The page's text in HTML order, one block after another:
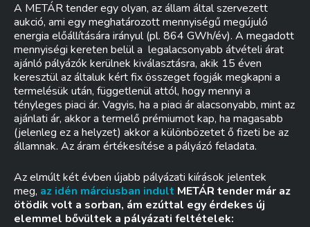
A METÁR tender egy olyan, az állam által szervezett
aukció, ami egy meghatározott mennyiségű megújuló
energia előállítására irányul (pl. 864 GWh/év). A megadott
mennyiségi kereten belül a legalacsonyabb átvételi árat
ajánló pályázók kerülnek kiválasztásra, akik 15 éven
keresztül az általuk kért fix összeget fogják megkapni a
termelésük után, függetlenül attól, hogy mennyi a
tényleges piaci ár. Vagyis, ha a piaci ár alacsonyabb, mint az
ajánlati ár, akkor a termelő prémiumot kap, ha magasabb
(jelenleg ez a helyzet) akkor a különbözetet ő fizeti be az
államnak. Az áram értékesítése a pályázó feladata.
Az elmúlt két évben újabb pályázati kiírások jelentek
meg, az idén márciusban indult METÁR tender már az
ötödik volt a sorban, ám ezúttal egy érdekes új
elemmel bővültek a pályázati feltételek: